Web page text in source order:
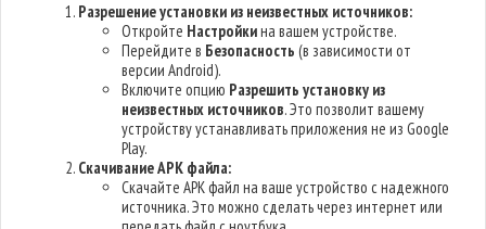
Разрешение установки из неизвестных источников:
Откройте Настройкина вашем устройстве.
Перейдите в Безопасность (в зависимости от
версии Android).
Включите опцию Разрешить установку из
неизвестных источников. Это позволит вашему
устройству устанавливать приложения не из Google
Play.
Скачивание APK файла:
Скачайте APK файл на ваше устройство с надежного
источника. Это можно сделать через интернет или